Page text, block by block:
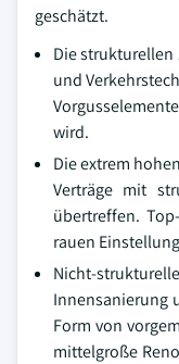
geschätzt.
Die strukturellen
und
wird.
Die extrem
Verträge mit
übertreffen.
rauen
Nicht-
Innensanierung
Form von
mittelgroße